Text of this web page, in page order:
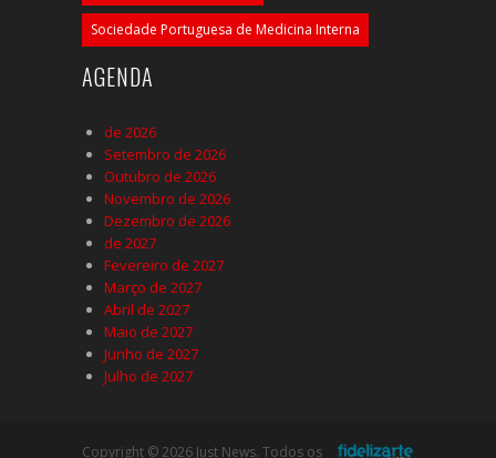
Sociedade Portuguesa de Medicina Interna
AGENDA
de 2026
Setembro de 2026
Outubro de 2026
Novembro de 2026
Dezembro de 2026
de 2027
Fevereiro de 2027
Março de 2027
Abril de 2027
Maio de 2027
Junho de 2027
Julho de 2027
Copyright © 2026 Just News. Todos os